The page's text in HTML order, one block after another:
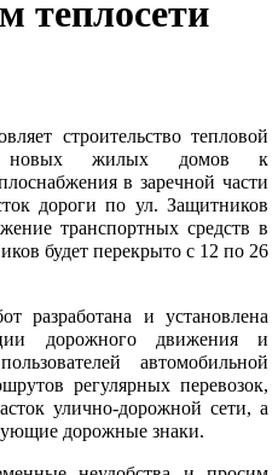
теплосети
строительство тепловой
новых жилых домов к
в заречной части
дороги по ул. Защитников
транспортных средств в
будет перекрыто с 12 по 26
разработана и установлена
дорожного движения и
автомобильной
регулярных перевозок,
улично-дорожной сети, а
дорожные знаки.